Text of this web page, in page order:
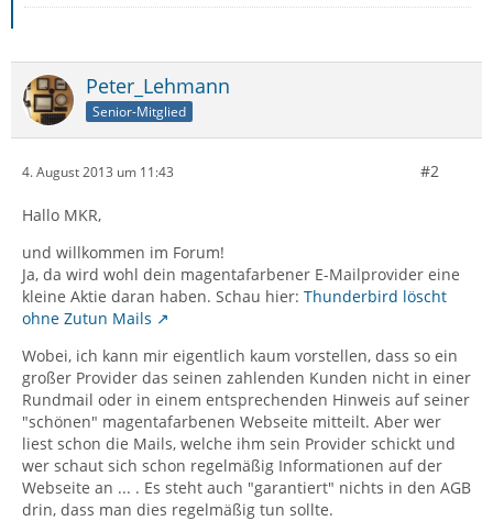
Peter_Lehmann
Senior-Mitglied
4. August 2013 um 11:43 #2
Hallo MKR,
und willkommen im Forum!
Ja, da wird wohl dein magentafarbener E-Mailprovider eine
kleine Aktie daran haben. Schau hier: Thunderbird löscht
ohne Zutun Mails
Wobei, ich kann mir eigentlich kaum vorstellen, dass so ein
großer Provider das seinen zahlenden Kunden nicht in einer
Rundmail oder in einem entsprechenden Hinweis auf seiner
"schönen" magentafarbenen Webseite mitteilt. Aber wer
liest schon die Mails, welche ihm sein Provider schickt und
wer schaut sich schon regelmäßig Informationen auf der
Webseite an ... . Es steht auch "garantiert" nichts in den AGB
drin, dass man dies regelmäßig tun sollte.